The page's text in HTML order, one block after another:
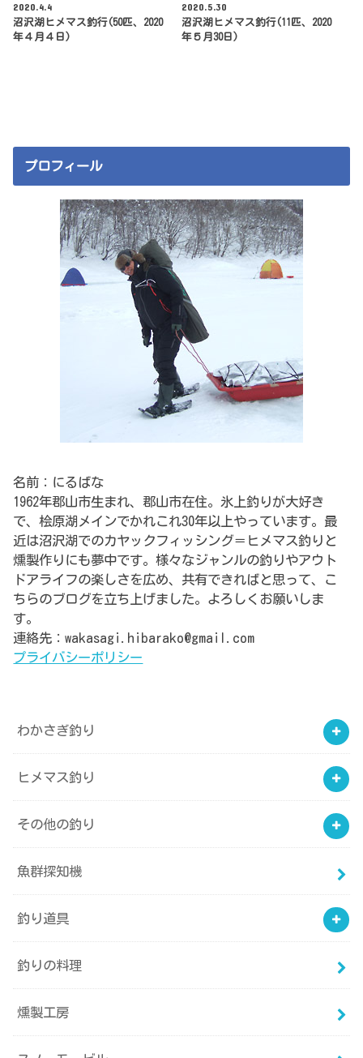
2020.4.4
沼沢湖ヒメマス釣行(50匹、2020
年４月４日)
2020.5.30
沼沢湖ヒメマス釣行(11匹、2020
年５月30日)
プロフィール
名前：にるばな
1962年郡山市生まれ、郡山市在住。氷上釣りが大好き
で、桧原湖メインでかれこれ30年以上やっています。最
近は沼沢湖でのカヤックフィッシング＝ヒメマス釣りと
燻製作りにも夢中です。様々なジャンルの釣りやアウト
ドアライフの楽しさを広め、共有できればと思って、こ
ちらのブログを立ち上げました。よろしくお願いしま
す。
連絡先：wakasagi.hibarako@gmail.com
プライバシーポリシー
わかさぎ釣り
ヒメマス釣り
その他の釣り
魚群探知機
釣り道具
釣りの料理
燻製工房